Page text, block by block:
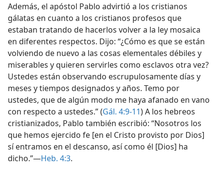
Además, el apóstol Pablo advirtió a los cristianos
gálatas en cuanto a los cristianos profesos que
estaban tratando de hacerlos volver a la ley mosaica
en diferentes respectos. Dijo: “¿Cómo es que se están
volviendo de nuevo a las cosas elementales débiles y
miserables y quieren servirles como esclavos otra vez?
Ustedes están observando escrupulosamente días y
meses y tiempos designados y años. Temo por
ustedes, que de algún modo me haya afanado en vano
con respecto a ustedes.” (Gál. 4:9-11) A los hebreos
cristianizados, Pablo también escribió: “Nosotros los
que hemos ejercido fe [en el Cristo provisto por Dios]
sí entramos en el descanso, así como él [Dios] ha
dicho.”—Heb. 4:3.